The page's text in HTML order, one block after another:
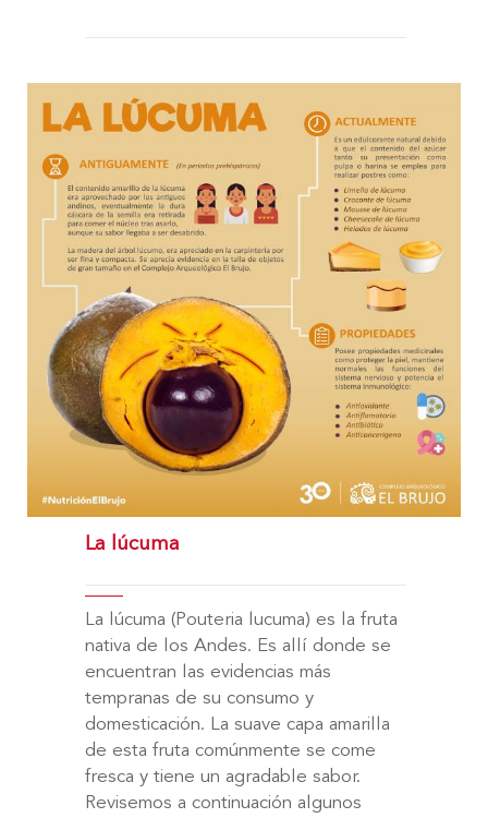
La lúcuma
La lúcuma (Pouteria lucuma) es la fruta
nativa de los Andes. Es allí donde se
encuentran las evidencias más
tempranas de su consumo y
domesticación. La suave capa amarilla
de esta fruta comúnmente se come
fresca y tiene un agradable sabor.
Revisemos a continuación algunos